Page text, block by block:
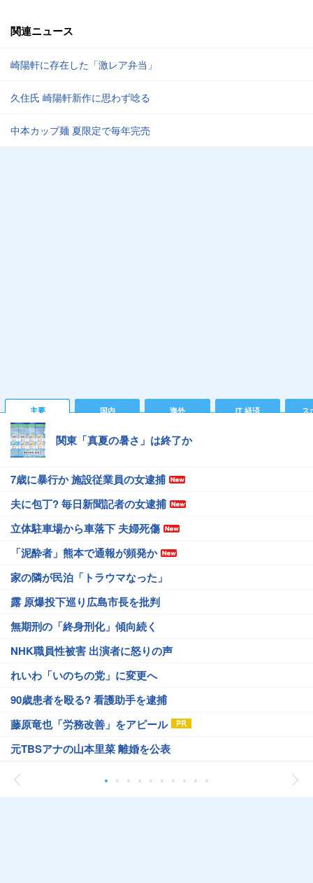
関連ニュース
崎陽軒に存在した「激レア弁当」
久住氏 崎陽軒新作に思わず唸る
中本カップ麺 夏限定で毎年完売
主要 国内 海外 IT 経済 ス
関東「真夏の暑さ」は終了か
7歳に暴行か 施設従業員の女逮捕
夫に包丁? 毎日新聞記者の女逮捕
立体駐車場から車落下 夫婦死傷
「泥酔者」熊本で通報が頻発か
家の隣が民泊「トラウマなった」
露 原爆投下巡り広島市長を批判
無期刑の「終身刑化」傾向続く
NHK職員性被害 出演者に怒りの声
れいわ「いのちの党」に変更へ
90歳患者を殴る? 看護助手を逮捕
藤原竜也「労務改善」をアピール
元TBSアナの山本里菜 離婚を公表